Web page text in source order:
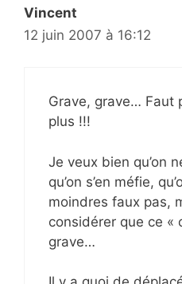
Vincent
12 juin 2007 à 16:12
Grave, grave… Faut
plus !!!
Je veux bien qu’on
qu’on s’en méfie,
moindres faux pas,
considérer que ce «
grave…